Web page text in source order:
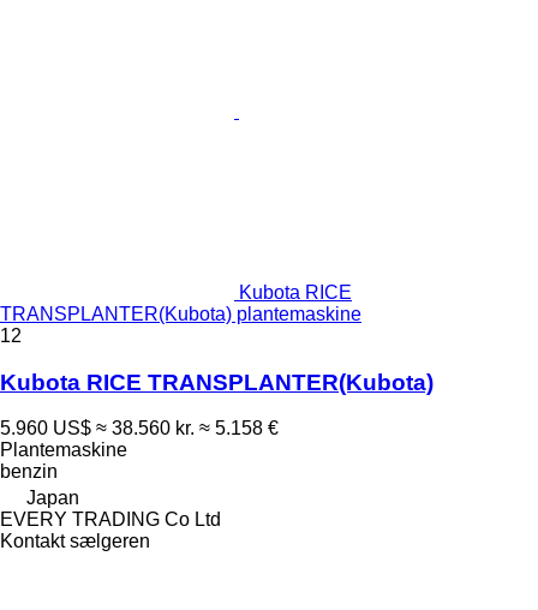
Kubota RICE
TRANSPLANTER(Kubota) plantemaskine
12
Kubota RICE TRANSPLANTER(Kubota)
5.960 US$ ≈ 38.560 kr. ≈ 5.158 €
Plantemaskine
benzin
Japan
EVERY TRADING Co Ltd
Kontakt sælgeren